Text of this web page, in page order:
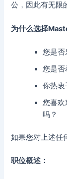
公，因此有无限
为什么选择
您是否
您是否
你热衷
您喜欢
吗？
如果您对上述任
职位概述：